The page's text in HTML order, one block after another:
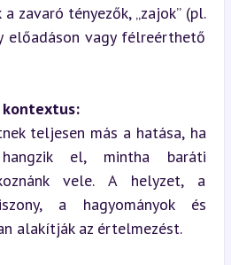
zavaró tényezők, „zajok” (pl.
előadáson vagy félreérthető
kontextus:
teljesen más a hatása, ha
hangzik el, mintha baráti
vele. A helyzet, a
a hagyományok és
alakítják az értelmezést.